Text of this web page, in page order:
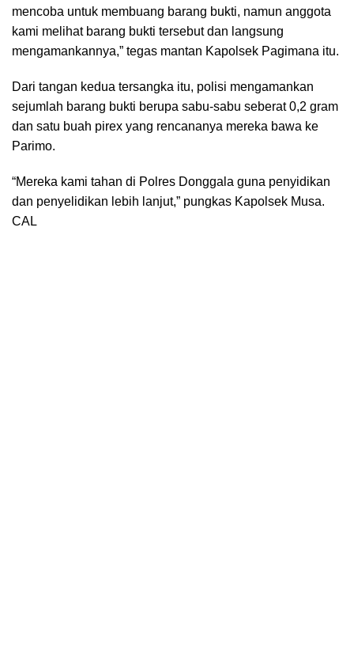
mencoba untuk membuang barang bukti, namun anggota
kami melihat barang bukti tersebut dan langsung
mengamankannya,” tegas mantan Kapolsek Pagimana itu.
Dari tangan kedua tersangka itu, polisi mengamankan
sejumlah barang bukti berupa sabu-sabu seberat 0,2 gram
dan satu buah pirex yang rencananya mereka bawa ke
Parimo.
“Mereka kami tahan di Polres Donggala guna penyidikan
dan penyelidikan lebih lanjut,” pungkas Kapolsek Musa.
CAL